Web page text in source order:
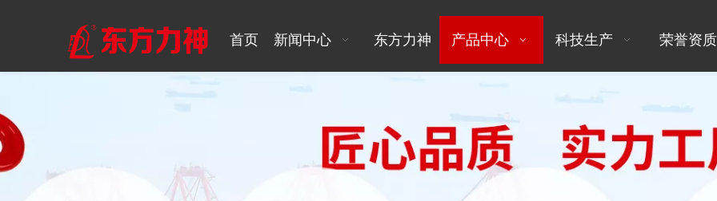
首页 新闻中心 东方力神 产品中心 科技生产 荣誉资质